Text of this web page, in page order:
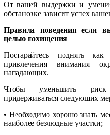
От вашей выдержки и
обстановке зависит успех
Правила поведения если
целью похищения
Постарайтесь поднять
привлечения внимания
нападающих.
Чтобы уменьшить риск
придерживаться следующих
• Необходимо хорошо знать
наиболее безлюдные участки;